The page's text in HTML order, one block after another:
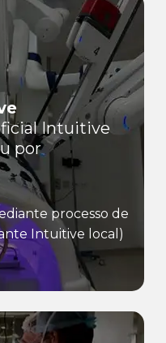
Intuitive
por
processo de
Intuitive local)